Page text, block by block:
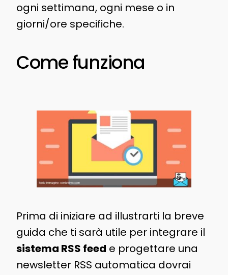
ogni settimana, ogni mese o in
giorni/ore specifiche.
Come funziona
Prima di iniziare ad illustrarti la breve
guida che ti sarà utile per integrare il
sistema RSS feed e progettare una
newsletter RSS automatica dovrai